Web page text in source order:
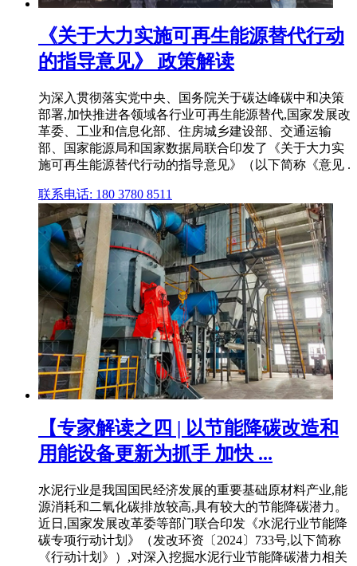
《关于大力实施可再生能源替代行动
的指导意见》 政策解读
为深入贯彻落实党中央、国务院关于碳达峰碳中和决策
部署,加快推进各领域各行业可再生能源替代,国家发展改
革委、工业和信息化部、住房城乡建设部、交通运输
部、国家能源局和国家数据局联合印发了《关于大力实
施可再生能源替代行动的指导意见》（以下简称《意见 .
联系电话: 180 3780 8511
【专家解读之四 | 以节能降碳改造和
用能设备更新为抓手 加快 ...
水泥行业是我国国民经济发展的重要基础原材料产业,能
源消耗和二氧化碳排放较高,具有较大的节能降碳潜力。
近日,国家发展改革委等部门联合印发《水泥行业节能降
碳专项行动计划》（发改环资〔2024〕733号,以下简称
《行动计划》）,对深入挖掘水泥行业节能降碳潜力相关